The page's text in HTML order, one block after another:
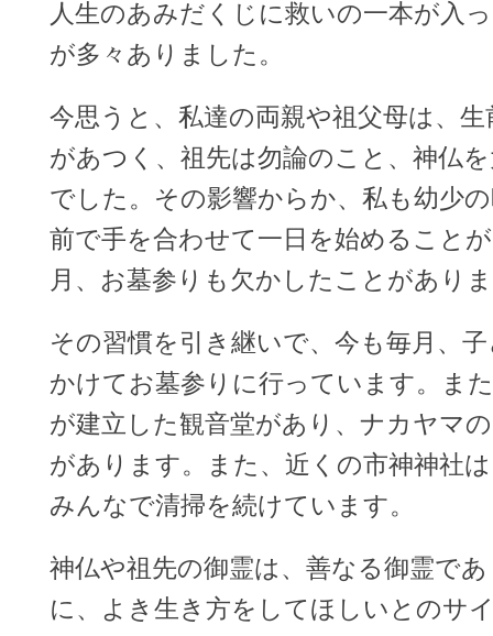
人生のあみだくじに救いの一本が入
が多々ありました。
今思うと、私達の両親や祖父母は、
があつく、祖先は勿論のこと、神仏
でした。その影響からか、私も幼少
前で手を合わせて一日を始めること
月、お墓参りも欠かしたことがあり
その習慣を引き継いで、今も毎月、
かけてお墓参りに行っています。ま
が建立した観音堂があり、ナカヤマ
があります。また、近くの市神神社
みんなで清掃を続けています。
神仏や祖先の御霊は、善なる御霊で
に、よき生き方をしてほしいとのサ